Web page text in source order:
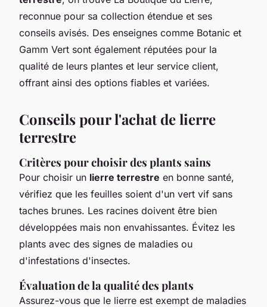
reconnue pour sa collection étendue et ses
conseils avisés. Des enseignes comme Botanic et
Gamm Vert sont également réputées pour la
qualité de leurs plantes et leur service client,
offrant ainsi des options fiables et variées.
Conseils pour l'achat de lierre
terrestre
Critères pour choisir des plants sains
Pour choisir un lierre terrestre en bonne santé,
vérifiez que les feuilles soient d'un vert vif sans
taches brunes. Les racines doivent être bien
développées mais non envahissantes. Évitez les
plants avec des signes de maladies ou
d'infestations d'insectes.
Évaluation de la qualité des plants
Assurez-vous que le lierre est exempt de maladies